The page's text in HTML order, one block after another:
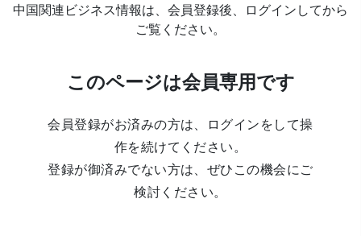
中国関連ビジネス情報は、会員登録後、ログインしてから
ご覧ください。
このページは会員専用です
会員登録がお済みの方は、ログインをして操
作を続けてください。
登録が御済みでない方は、ぜひこの機会にご
検討ください。